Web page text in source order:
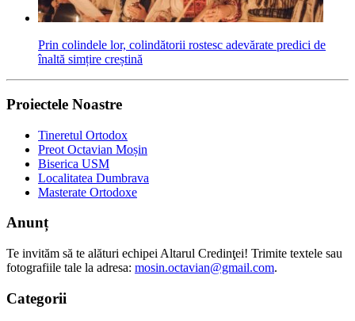
Prin colindele lor, colindătorii rostesc adevărate predici de
înaltă simțire creștină
Proiectele Noastre
Tineretul Ortodox
Preot Octavian Moșin
Biserica USM
Localitatea Dumbrava
Masterate Ortodoxe
Anunț
Te invităm să te alături echipei Altarul Credinţei! Trimite textele sau
fotografiile tale la adresa: mosin.octavian@gmail.com.
Categorii